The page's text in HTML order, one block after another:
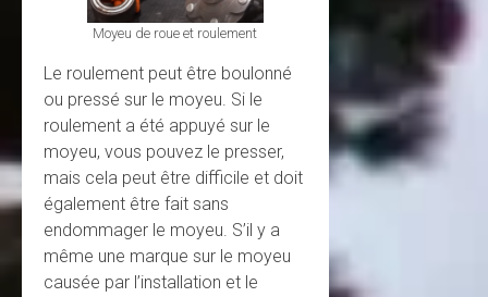
Moyeu de roue et roulement
Le roulement peut être boulonné
ou pressé sur le moyeu. Si le
roulement a été appuyé sur le
moyeu, vous pouvez le presser,
mais cela peut être difficile et doit
également être fait sans
endommager le moyeu. S’il y a
même une marque sur le moyeu
causée par l’installation et le